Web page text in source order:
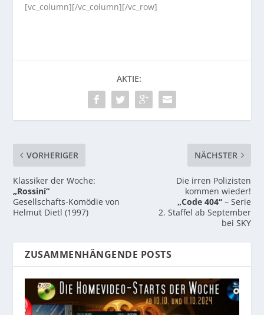
[vc_column][/vc_column][/vc_row]
AKTIE:
VORHERIGER
Klassiker der Woche:
„Rossini“
Gesellschafts-Komödie von
Helmut Dietl (1997)
NÄCHSTER
Die irren Polizisten
kommen wieder!
„Code 404“ – Serie
2. Staffel ab September
bei SKY
ZUSAMMENHÄNGENDE POSTS